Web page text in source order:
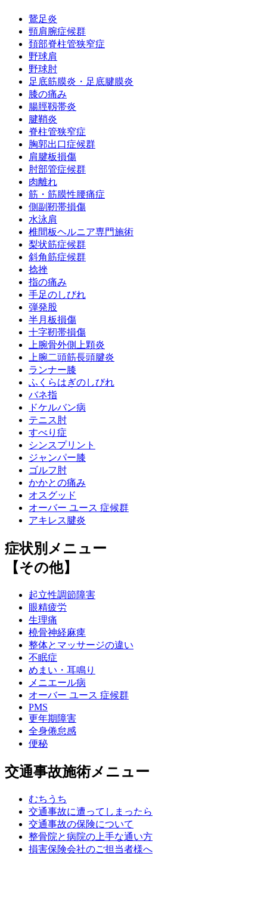
鵞足炎
頸肩腕症候群
頚部脊柱管狭窄症
野球肩
野球肘
足底筋膜炎・足底腱膜炎
膝の痛み
腸脛靱帯炎
腱鞘炎
脊柱管狭窄症
胸郭出口症候群
肩腱板損傷
肘部管症候群
肉離れ
筋・筋膜性腰痛症
側副靭帯損傷
水泳肩
椎間板ヘルニア専門施術
梨状筋症候群
斜角筋症候群
捻挫
指の痛み
手足のしびれ
弾発股
半月板損傷
十字靭帯損傷
上腕骨外側上顆炎
上腕二頭筋長頭腱炎
ランナー膝
ふくらはぎのしびれ
バネ指
ドケルバン病
テニス肘
すべり症
シンスプリント
ジャンパー膝
ゴルフ肘
かかとの痛み
オスグッド
オーバー ユース 症候群
アキレス腱炎
症状別メニュー
【その他】
起立性調節障害
眼精疲労
生理痛
橈骨神経麻痺
整体とマッサージの違い
不眠症
めまい・耳鳴り
メニエール病
オーバー ユース 症候群
PMS
更年期障害
全身倦怠感
便秘
交通事故施術メニュー
むちうち
交通事故に遭ってしまったら
交通事故の保険について
整骨院と病院の上手な通い方
損害保険会社のご担当者様へ